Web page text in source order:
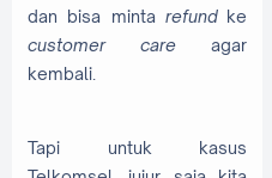
dan bisa minta refundke
customer care agar
kembali.
Tapi untuk kasus